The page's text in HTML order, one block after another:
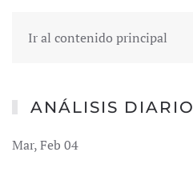
Ir al contenido principal
ANÁLISIS DIARIO
Mar, Feb 04